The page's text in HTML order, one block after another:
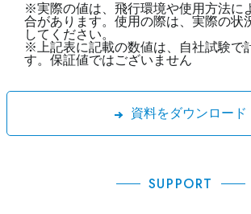
※実際の値は、飛行環境や使用方法に
合があります。使用の際は、実際の状
してください。
※上記表に記載の数値は、自社試験で
す。保証値ではございません
資料をダウンロード
SUPPORT